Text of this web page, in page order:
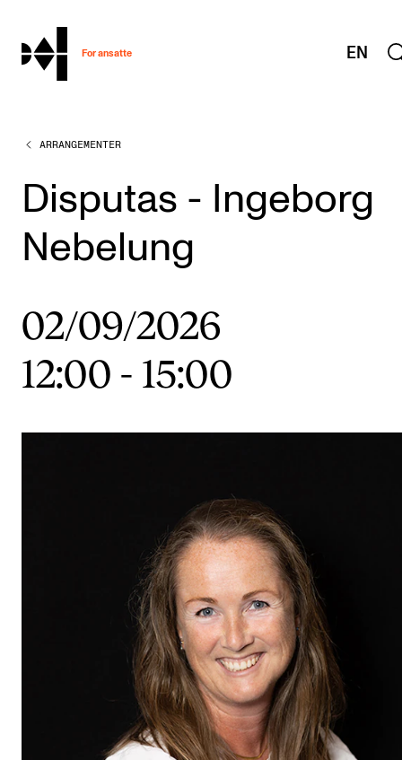
hjem
For ansatte EN
MITT ARBEIDSFORHOLD
Arbeidstid og lønn
Reiser og utveksling
Kompetanse og velferd
Helse, miljø og sikkerhet
Nyansatt på NMH
Refusjon av utlegg
UNDERVISNING OG STUDENTSTØTTE
Eksamen og vitnemål
ARRANGEMENTER
Disputas - Ingeborg
Nebelung
02/09/2026
12:00 - 15:00